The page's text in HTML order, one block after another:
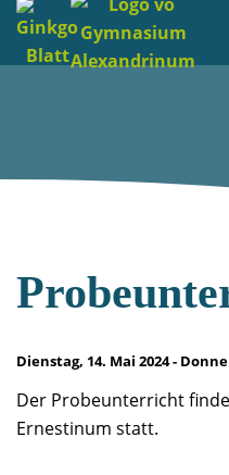
Dienstag, 14. Mai 2024 -
Der Probeunterricht
Ernestinum statt.